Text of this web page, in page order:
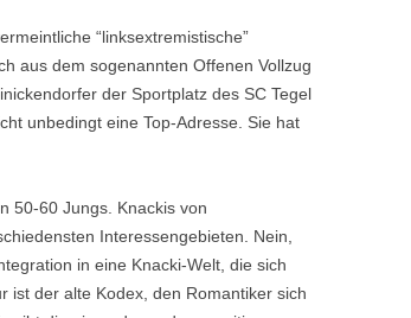
“linksextremistische”
aus dem sogenannten Offenen Vollzug
der Sportplatz des SC Tegel
unbedingt eine Top-Adresse. Sie hat
50-60 Jungs. Knackis von
Interessengebieten. Nein,
in eine Knacki-Welt, die sich
ist der alte Kodex, den Romantiker sich